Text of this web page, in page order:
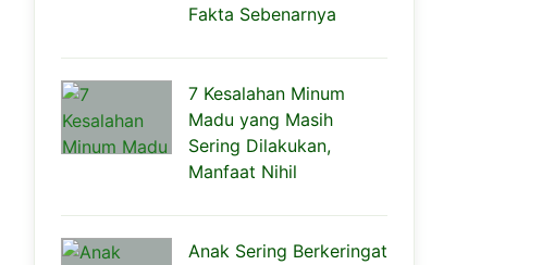
Fakta Sebenarnya
7 Kesalahan Minum
Madu yang Masih
Sering Dilakukan,
Manfaat Nihil
Anak Sering Berkeringat